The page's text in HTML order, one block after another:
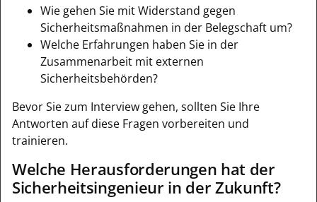
Wie gehen Sie mit Widerstand gegen
Sicherheitsmaßnahmen in der Belegschaft um?
Welche Erfahrungen haben Sie in der
Zusammenarbeit mit externen
Sicherheitsbehörden?
Bevor Sie zum Interview gehen, sollten Sie Ihre
Antworten auf diese Fragen vorbereiten und
trainieren.
Welche Herausforderungen hat der
Sicherheitsingenieur in der Zukunft?